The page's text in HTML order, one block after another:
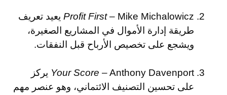
Profit First – Mike Michalowicz يعيد تعريف
طريقة إدارة الأموال في المشاريع الصغيرة،
ويشجع على تخصيص الأرباح قبل النفقات.
Your Score – Anthony Davenport يركز
على تحسين التصنيف الائتماني، وهو عنصر مهم